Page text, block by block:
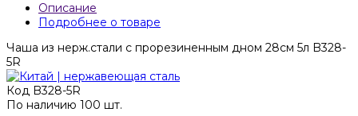
Описание
Подробнее о товаре
Чаша из нерж.стали с прорезиненным дном 28см 5л B328-
5R
Код B328-5R
По наличию 100 шт.